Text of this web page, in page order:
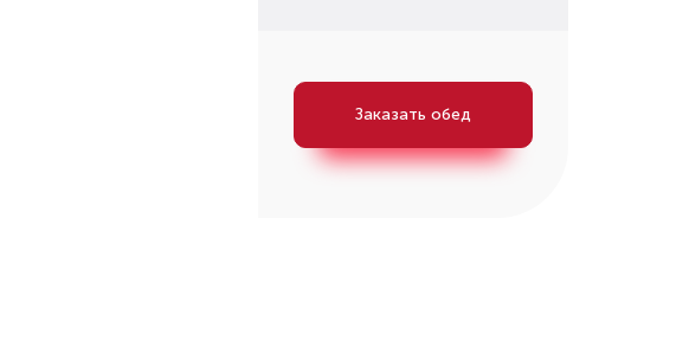
Заказать обед